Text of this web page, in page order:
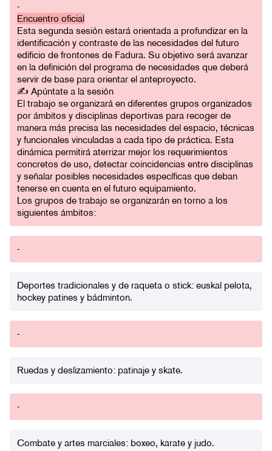
-
Encuentro oficial
Esta segunda sesión estará orientada a profundizar en la
identificación y contraste de las necesidades del futuro
edificio de frontones de Fadura. Su objetivo será avanzar
en la definición del programa de necesidades que deberá
servir de base para orientar el anteproyecto.
✍️ Apúntate a la sesión
El trabajo se organizará en diferentes grupos organizados
por ámbitos y disciplinas deportivas para recoger de
manera más precisa las necesidades del espacio, técnicas
y funcionales vinculadas a cada tipo de práctica. Esta
dinámica permitirá aterrizar mejor los requerimientos
concretos de uso, detectar coincidencias entre disciplinas
y señalar posibles necesidades específicas que deban
tenerse en cuenta en el futuro equipamiento.
Los grupos de trabajo se organizarán en torno a los
siguientes ámbitos:
-
Deportes tradicionales y de raqueta o stick: euskal pelota,
hockey patines y bádminton.
-
Ruedas y deslizamiento: patinaje y skate.
-
Combate y artes marciales: boxeo, karate y judo.